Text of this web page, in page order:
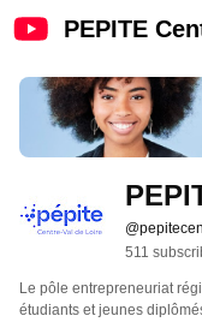
PEPITE
511
Le pôle entrepreneuriat
étudiants et jeunes